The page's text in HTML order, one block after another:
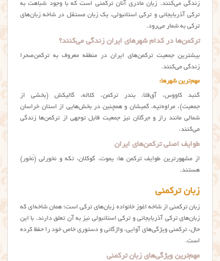
زندگی می‌کنند. زبان مادری آنان ترکمنی است که با وجود شباهت به
ترکی آذربایجانی و ترکی استانبولی، یک زبان مستقل در شاخه زبان‌های
ترکی به شمار می‌رود.
ترکمن‌ها در کدام شهرهای ایران زندگی می‌کنند؟
بیشترین جمعیت ترکمن‌های ایران در منطقه معروف به ترکمن‌صحرا
زندگی می‌کنند.
مهم‌ترین شهرها:
گنبد کاووس، آق‌قلا، بندر ترکمن، کلاله، گالیکش (بخشی از
جمعیت)، مراوه‌تپه، گمیشان و همچنین در بخش‌هایی از استان خراسان
شمالی مانند راز و جرگلان نیز جمعیت قابل توجهی از ترکمن‌ها زندگی
می‌کنند.
طوایف اصلی ترکمن‌های ایران
از مشهورترین طوایف ترکمن ها: یموت، گوکلان، تکه و نخورلی (نُخور)
هستند.
زبان ترکمنی
زبان ترکمنی از شاخه اغوز خانواده زبان‌های ترکی است؛ همان شاخه‌ای که
زبان‌های ترکی آذربایجانی و ترکی استانبولی نیز به آن تعلق دارند. با این
حال، ترکمنی ویژگی‌های آوایی، واژگانی و دستوری خاص خود را حفظ کرده
است.
مهم‌ترین ویژگی‌های زبان ترکمنی